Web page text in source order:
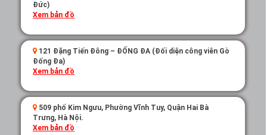
Đức)
Xem bản đồ
121 Đặng Tiến Đông – ĐỐNG ĐA (Đối diện công viên Gò
Đống Đa)
Xem bản đồ
509 phố Kim Ngưu, Phường Vĩnh Tuy, Quận Hai Bà
Trưng, Hà Nội.
Xem bản đồ